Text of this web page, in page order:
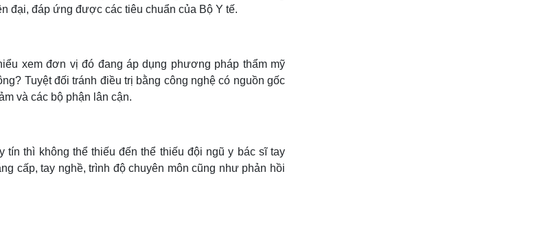
đại, đáp ứng được các tiêu chuẩn của Bộ Y tế.
xem đơn vị đó đang áp dụng phương pháp thẩm mỹ
Tuyệt đối tránh điều trị bằng công nghệ có nguồn gốc
và các bộ phận lân cận.
thì không thể thiếu đến thể thiếu đội ngũ y bác sĩ tay
cấp, tay nghề, trình độ chuyên môn cũng như phản hồi